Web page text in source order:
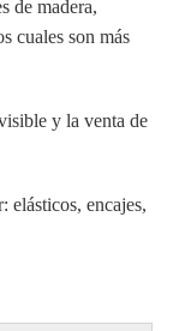
de madera,
cuales son más
y la venta de
elásticos, encajes,